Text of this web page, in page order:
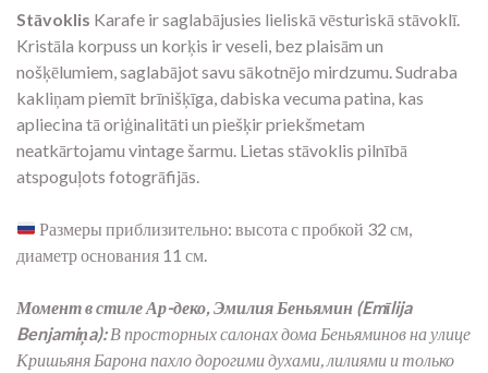
Stāvoklis Karafe ir saglabājusies lieliskā vēsturiskā stāvoklī.
Kristāla korpuss un korķis ir veseli, bez plaisām un
nošķēlumiem, saglabājot savu sākotnējo mirdzumu. Sudraba
kakliņam piemīt brīnišķīga, dabiska vecuma patina, kas
apliecina tā oriģinalitāti un piešķir priekšmetam
neatkārtojamu vintage šarmu. Lietas stāvoklis pilnībā
atspoguļots fotogrāfijās.
Размеры приблизительно: высота с пробкой 32 см,
диаметр основания 11 см.
Момент в стиле Ар-деко, Эмилия Беньямин (Emīlija
Benjamiņa): В просторных салонах дома Беньяминов на улице
Кришьяня Барона пахло дорогими духами, лилиями и только